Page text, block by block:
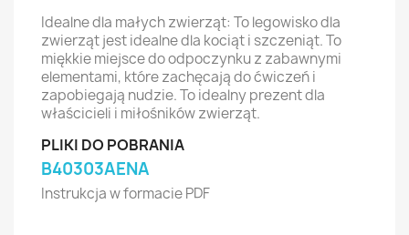
Idealne dla małych zwierząt: To legowisko dla
zwierząt jest idealne dla kociąt i szczeniąt. To
miękkie miejsce do odpoczynku z zabawnymi
elementami, które zachęcają do ćwiczeń i
zapobiegają nudzie. To idealny prezent dla
właścicieli i miłośników zwierząt.
PLIKI DO POBRANIA
B40303AENA
Instrukcja w formacie PDF